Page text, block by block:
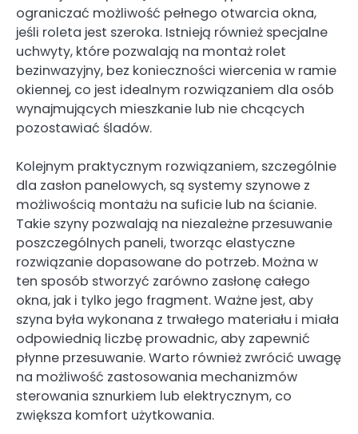
ograniczać możliwość pełnego otwarcia okna,
jeśli roleta jest szeroka. Istnieją również specjalne
uchwyty, które pozwalają na montaż rolet
bezinwazyjny, bez konieczności wiercenia w ramie
okiennej, co jest idealnym rozwiązaniem dla osób
wynajmujących mieszkanie lub nie chcących
pozostawiać śladów.
Kolejnym praktycznym rozwiązaniem, szczególnie
dla zasłon panelowych, są systemy szynowe z
możliwością montażu na suficie lub na ścianie.
Takie szyny pozwalają na niezależne przesuwanie
poszczególnych paneli, tworząc elastyczne
rozwiązanie dopasowane do potrzeb. Można w
ten sposób stworzyć zarówno zasłonę całego
okna, jak i tylko jego fragment. Ważne jest, aby
szyna była wykonana z trwałego materiału i miała
odpowiednią liczbę prowadnic, aby zapewnić
płynne przesuwanie. Warto również zwrócić uwagę
na możliwość zastosowania mechanizmów
sterowania sznurkiem lub elektrycznym, co
zwiększa komfort użytkowania.